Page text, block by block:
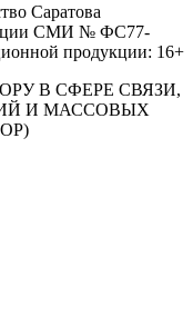
Саратова
СМИ № ФС77-
продукции: 16+
В СФЕРЕ СВЯЗИ,
И МАССОВЫХ